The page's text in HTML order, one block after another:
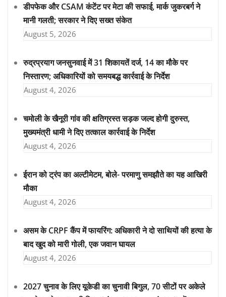
डीपफेक और CSAM कंटेंट पर मेटा की सफाई, मार्क जुकरबर्ग ने
मानी गलती; सरकार ने दिए सख्त संकेत
August 5, 2026
रुद्रप्रयाग जनसुनवाई में 31 शिकायतें दर्ज, 14 का मौके पर
निस्तारण; अधिकारियों को समयबद्ध कार्रवाई के निर्देश
August 4, 2026
चमोली के खैनूरी गांव की क्षतिग्रस्त सड़क जल्द होगी दुरुस्त,
मुख्यमंत्री धामी ने दिए तत्काल कार्रवाई के निर्देश
August 4, 2026
ईरान को ट्रंप का अल्टीमेटम, बोले- परमाणु समझौते का यह आखिरी
मौका
August 4, 2026
असम के CRPF कैंप में फायरिंग: अधिकारी ने दो साथियों की हत्या के
बाद खुद को मारी गोली, एक जवान घायल
August 4, 2026
2027 चुनाव के लिए यूकेडी का चुनावी बिगुल, 70 सीटों पर अकेले